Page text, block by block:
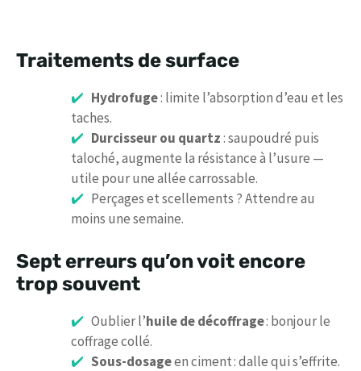
Traitements de surface
Hydrofuge: limite l’absorption d’eau et les
taches.
Durcisseur ou quartz: saupoudré puis
taloché, augmente la résistance à l’usure —
utile pour une allée carrossable.
Perçages et scellements ? Attendre au
moins une semaine.
Sept erreurs qu’on voit encore
trop souvent
Oublier l’huile de décoffrage: bonjour le
coffrage collé.
Sous-dosageen ciment : dalle qui s’effrite.